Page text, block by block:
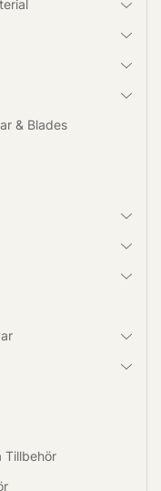
& Blades
Tillbehör